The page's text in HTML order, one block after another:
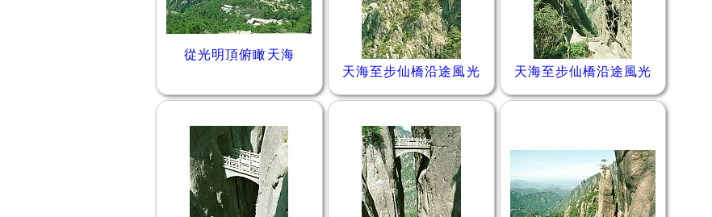
從光明頂俯瞰天海
天海至步仙橋沿途風光
天海至步仙橋沿途風光